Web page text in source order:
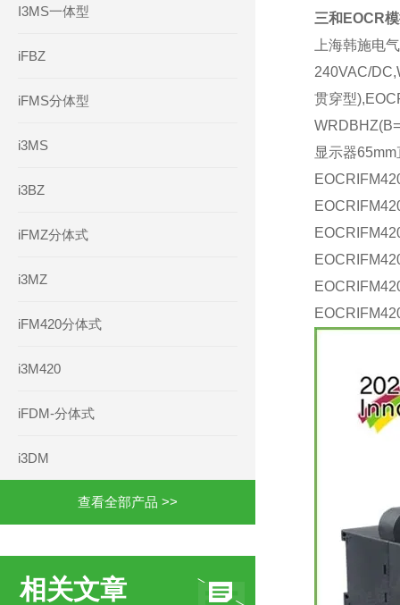
I3MS一体型
iFBZ
iFMS分体型
i3MS
i3BZ
iFMZ分体式
i3MZ
iFM420分体式
i3M420
iFDM-分体式
i3DM
查看全部产品 >>
相关文章
三和EOCR
上海韩施电
240VAC/
贯穿型
显示器